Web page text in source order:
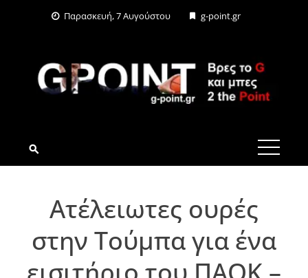
Παρασκευή, 7 Αυγούστου g-point.gr
G-POINT.GR
Ατέλειωτες ουρές
στην Τούμπα για ένα